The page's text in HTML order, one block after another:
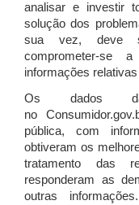
analisar e investir
solução dos
sua vez, deve
comprometer-se
informações
Os dados
no
pública, com
obtiveram os
tratamento das
responderam as
outras